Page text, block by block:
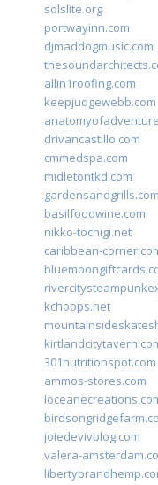
solslite.org
portwayinn.com
djmaddogmusic.com
allin1roofing.com
keepjudgewebb.com
drivancastillo.com
cmmedspa.com
midletontkd.com
gardensandgrills.com
basilfoodwine.com
nikko-tochigi.net
caribbean-
kchoops.net
301nutritionspot.com
ammos-stores.com
joiedevivblog.com
valera-